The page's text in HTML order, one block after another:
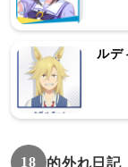
ルデ
18 的外れ日記